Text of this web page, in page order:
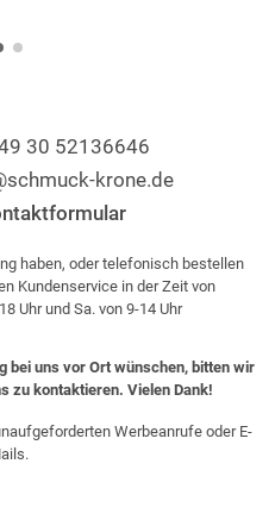
30 52136646
krone.de
haben, oder telefonisch bestellen
Kundenservice in der Zeit von
Uhr und Sa. von 9-14 Uhr
bei uns vor Ort wünschen, bitten wir
zu kontaktieren. Vielen Dank!
Werbeanrufe oder E-